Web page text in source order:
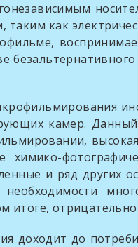
как
камер.
и ряд других
отрицательно
до